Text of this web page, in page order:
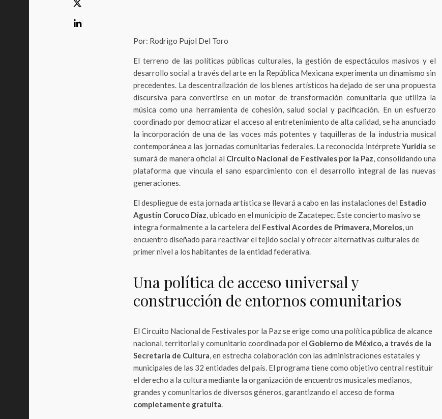
Por: Rodrigo Pujol Del Toro
El terreno de las políticas públicas culturales, la gestión de espectáculos masivos y el
desarrollo social a través del arte en la República Mexicana experimenta un dinamismo sin
precedentes. La descentralización de los bienes artísticos ha dejado de ser una propuesta
discursiva para convertirse en un motor de transformación comunitaria que utiliza la
música como una herramienta de cohesión, salud social y pacificación. En un esfuerzo
coordinado por democratizar el acceso al entretenimiento de alta calidad, se ha anunciado
la incorporación de una de las voces más potentes y taquilleras de la industria musical
contemporánea a las jornadas comunitarias federales. La reconocida intérpreteYuridia se
sumará de manera oficial al Circuito Nacional de Festivales por la Paz, consolidando una
plataforma que vincula el sano esparcimiento con el desarrollo integral de las nuevas
generaciones.
El despliegue de esta jornada artística se llevará a cabo en las instalaciones del Estadio
Agustín Coruco Díaz, ubicado en el municipio de Zacatepec. Este concierto masivo se
integra formalmente a la cartelera del Festival Acordes de Primavera, Morelos, un
encuentro diseñado para reactivar el tejido social y ofrecer alternativas culturales de
primer nivel a los habitantes de la entidad federativa.
Una política de acceso universal y
construcción de entornos comunitarios
El Circuito Nacional de Festivales por la Paz se erige como una política pública de alcance
nacional, territorial y comunitario coordinada por el Gobierno de México, a través de la
Secretaría de Cultura, en estrecha colaboración con las administraciones estatales y
municipales de las 32 entidades del país. El programa tiene como objetivo central restituir
el derecho a la cultura mediante la organización de encuentros musicales medianos,
grandes y comunitarios de diversos géneros, garantizando el acceso de forma
completamente gratuita.